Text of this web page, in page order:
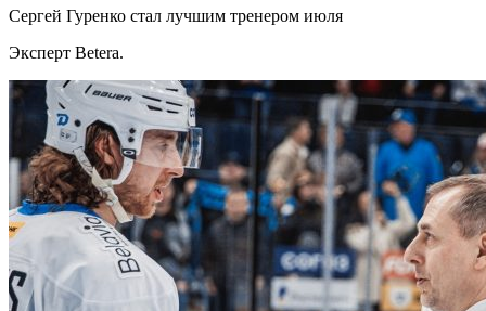
Сергей Гуренко стал лучшим тренером июля
Эксперт Betera.